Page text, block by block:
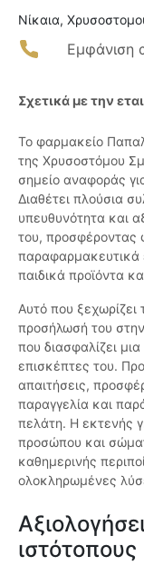
Νίκαια,
Εμφάνιση
Σχετικά με την
Το φαρμακείο
της Χρυσοστόμου
σημείο αναφοράς
Διαθέτει πλούσια
υπευθυνότητα και
του, προσφέροντας
παραφαρμακευτικά
παιδικά προϊόντα
Αυτό που ξεχωρίζει
προσήλωσή του
που διασφαλίζει
επισκέπτες του.
απαιτήσεις,
παραγγελία και
πελάτη. Η εκτενής
προσώπου και
καθημερινής
ολοκληρωμένες
ιστότοπους